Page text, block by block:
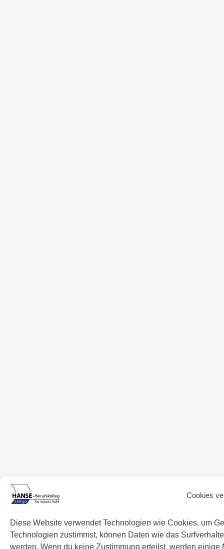
Cookies
Diese Website verwendet Technologien wie Cookies, um
Technologien zustimmst, können Daten wie das
werden. Wenn du keine Zustimmung erteilst, werden